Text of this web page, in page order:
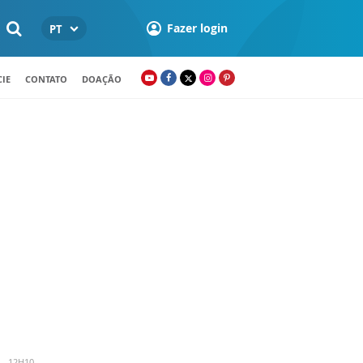
PT Fazer login
CONTATO DOAÇÃO